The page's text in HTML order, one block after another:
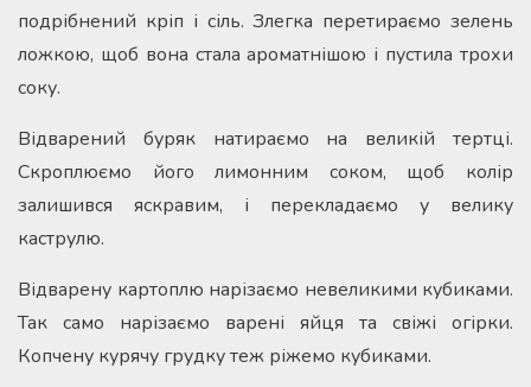
подрібнений кріп і сіль. Злегка перетираємо зелень
ложкою, щоб вона стала ароматнішою і пустила трохи
соку.
Відварений буряк натираємо на великій тертці.
Скроплюємо його лимонним соком, щоб колір
залишився яскравим, і перекладаємо у велику
каструлю.
Відварену картоплю нарізаємо невеликими кубиками.
Так само нарізаємо варені яйця та свіжі огірки.
Копчену курячу грудку теж ріжемо кубиками.